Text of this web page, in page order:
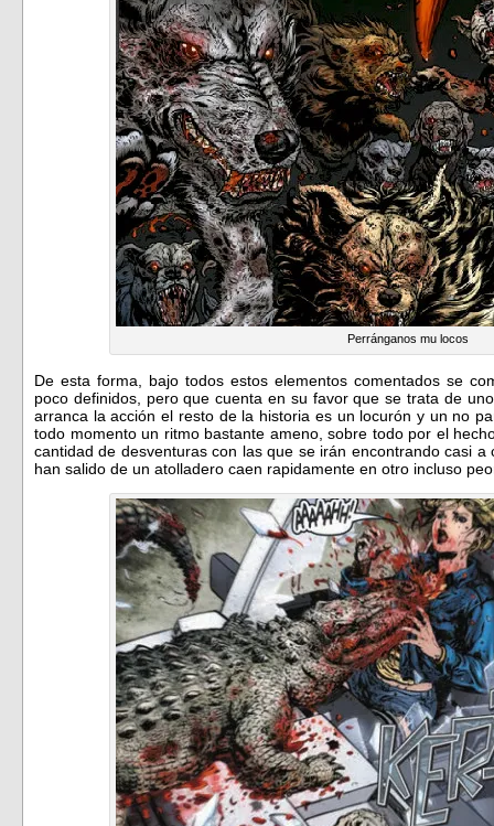
Perránganos mu locos
De esta forma, bajo todos estos elementos comentados se
poco definidos, pero que cuenta en su favor que se trata de
arranca la acción el resto de la historia es un locurón y un no
todo momento un ritmo bastante ameno, sobre todo por el
cantidad de desventuras con las que se irán encontrando casi
han salido de un atolladero caen rapidamente en otro incluso